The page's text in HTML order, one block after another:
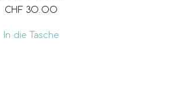
CHF 30.00
In die Tasche